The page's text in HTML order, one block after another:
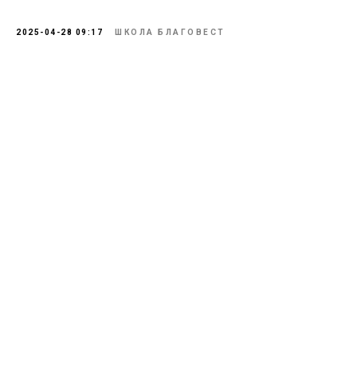
2025-04-28 09:17 ШКОЛА БЛАГОВЕСТ